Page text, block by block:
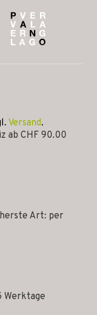
Versand.
ab CHF 90.00
Art: per
Werktage